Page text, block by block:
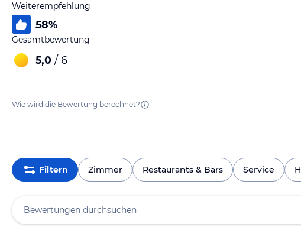
Weiterempfehlung
58%
Gesamtbewertung
5,0 / 6
Wie wird die Bewertung berechnet?
Filtern Zimmer Restaurants & Bars Service